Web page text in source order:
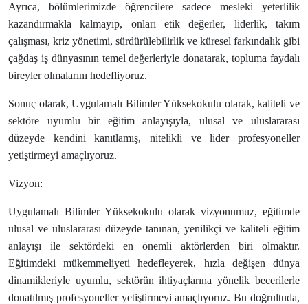
Ayrıca, bölümlerimizde öğrencilere sadece mesleki yeterlilik
kazandırmakla kalmayıp, onları etik değerler, liderlik, takım
çalışması, kriz yönetimi, sürdürülebilirlik ve küresel farkındalık gibi
çağdaş iş dünyasının temel değerleriyle donatarak, topluma faydalı
bireyler olmalarını hedefliyoruz.
Sonuç olarak, Uygulamalı Bilimler Yüksekokulu olarak, kaliteli ve
sektöre uyumlu bir eğitim anlayışıyla, ulusal ve uluslararası
düzeyde kendini kanıtlamış, nitelikli ve lider profesyoneller
yetiştirmeyi amaçlıyoruz.
Vizyon:
Uygulamalı Bilimler Yüksekokulu olarak vizyonumuz, eğitimde
ulusal ve uluslararası düzeyde tanınan, yenilikçi ve kaliteli eğitim
anlayışı ile sektördeki en önemli aktörlerden biri olmaktır.
Eğitimdeki mükemmeliyeti hedefleyerek, hızla değişen dünya
dinamikleriyle uyumlu, sektörün ihtiyaçlarına yönelik becerilerle
donatılmış profesyoneller yetiştirmeyi amaçlıyoruz. Bu doğrultuda,